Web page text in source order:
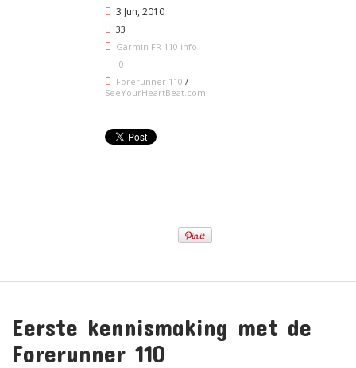
3 Jun, 2010
33
Garmin FR 110 info
0
Forerunner 110 /
SeeYourHeartBeat.com
Eerste kennismaking met de
Forerunner 110